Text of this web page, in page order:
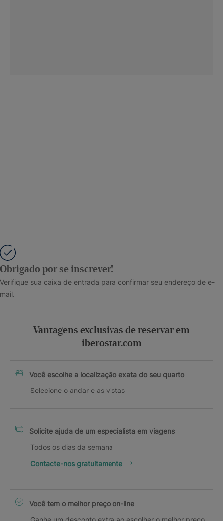
Obrigado por se inscrever!
Verifique sua caixa de entrada para confirmar seu endereço de e-
mail.
Vantagens exclusivas de reservar em
iberostar.com
Você escolhe a localização exata do seu quarto
Selecione o andar e as vistas
Solicite ajuda de um especialista em viagens
Todos os dias da semana
Contacte-nos gratuitamente
Você tem o melhor preço on-line
Ganhe um desconto extra ao escolher o melhor preço